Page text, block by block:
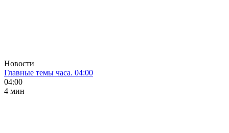
Новости
Главные темы часа. 04:00
04:00
4 мин